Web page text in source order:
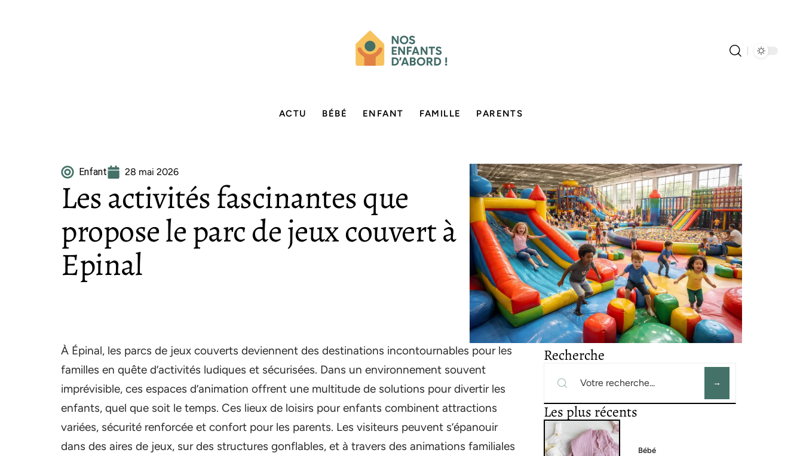
ACTU BÉBÉ ENFANT FAMILLE PARENTS
Enfant 28 mai 2026
Les activités fascinantes que
propose le parc de jeux couvert à
Epinal
À Épinal, les parcs de jeux couverts deviennent des destinations incontournables pour les
familles en quête d’activités ludiques et sécurisées. Dans un environnement souvent
imprévisible, ces espaces d’animation offrent une multitude de solutions pour divertir les
enfants, quel que soit le temps. Ces lieux de loisirs pour enfants combinent attractions
variées, sécurité renforcée et confort pour les parents. Les visiteurs peuvent s’épanouir
dans des aires de jeux, sur des structures gonflables, et à travers des animations familiales
Recherche
Les plus récents
Bébé